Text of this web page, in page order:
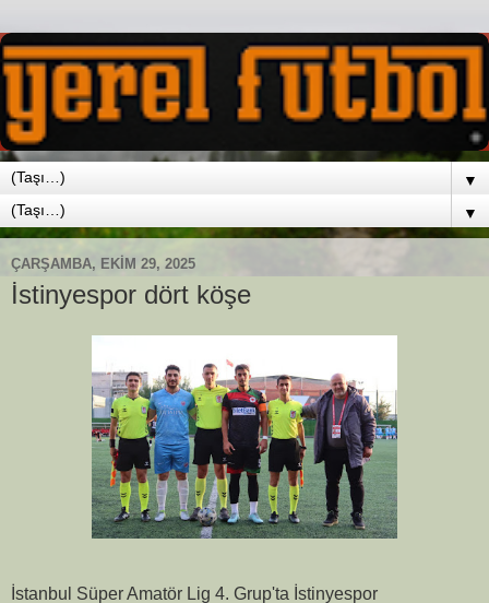
▼
▼
ÇARŞAMBA, EKIM 29, 2025
İstinyespor dört köşe
İstanbul Süper Amatör Lig 4. Grup'ta İstinyespor